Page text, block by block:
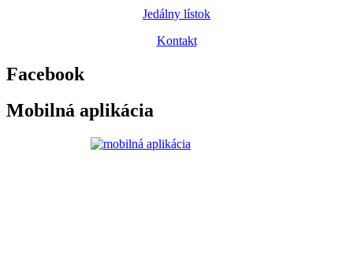
Jedálny lístok
Kontakt
Facebook
Mobilná aplikácia